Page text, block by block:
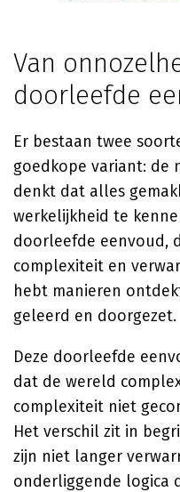
Van
doorleefde
Er bestaan twee
goedkope variant: de
denkt dat alles
werkelijkheid te
doorleefde eenvoud,
complexiteit en
hebt manieren
geleerd en doorgezet.
Deze doorleefde
dat de wereld
complexiteit niet
Het verschil zit in
zijn niet langer
onderliggende logica